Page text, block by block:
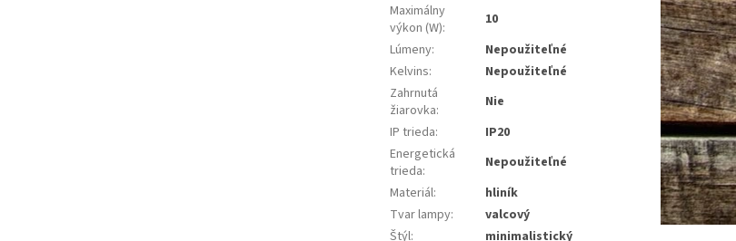
Maximálny
výkon (W):
10
Lúmeny:
Nepoužiteľné
Kelvins:
Nepoužiteľné
Zahrnutá
žiarovka:
Nie
IP trieda:
IP20
Energetická
trieda:
Nepoužiteľné
Materiál:
hliník
Tvar lampy:
valcový
Štýl:
minimalistický